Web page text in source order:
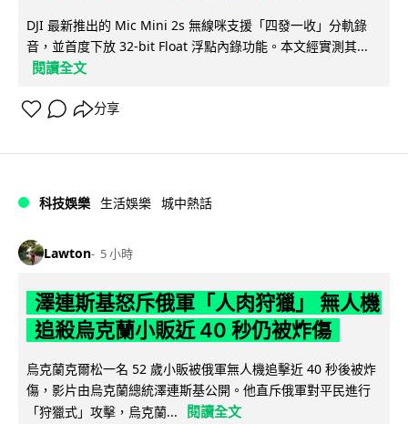
DJI 最新推出的 Mic Mini 2s 無線咪支援「四發一收」分軌錄
音，並首度下放 32-bit Float 浮點內錄功能。本文經實測其...
閱讀全文
分享
科技娛樂 生活娛樂 城中熱話
Lawton 5 小時
澤連斯基怒斥俄軍「人肉狩獵」 無人機
追殺烏克蘭小販近 40 秒仍被炸傷
烏克蘭克爾松一名 52 歲小販被俄軍無人機追擊近 40 秒後被炸
傷，影片由烏克蘭總統澤連斯基公開。他直斥俄軍對平民進行
「狩獵式」攻擊，烏克蘭...
閱讀全文